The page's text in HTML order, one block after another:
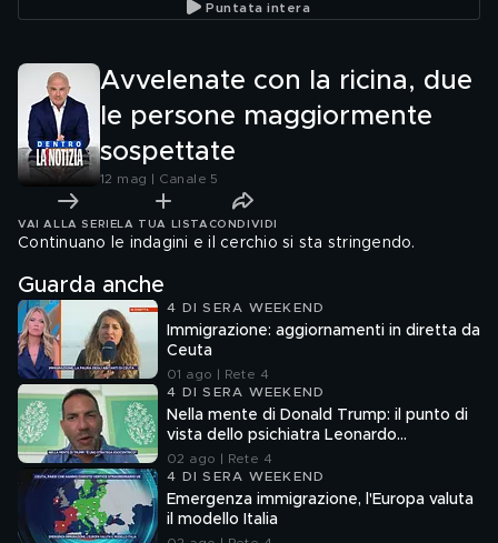
Puntata intera
Avvelenate con la ricina, due
le persone maggiormente
sospettate
12 mag | Canale 5
VAI ALLA SERIE LA TUA LISTA CONDIVIDI
Continuano le indagini e il cerchio si sta stringendo.
Guarda anche
4 DI SERA WEEKEND
Immigrazione: aggiornamenti in diretta da
Ceuta
01 ago | Rete 4
4 DI SERA WEEKEND
Nella mente di Donald Trump: il punto di
vista dello psichiatra Leonardo
Mendolicchio
02 ago | Rete 4
4 DI SERA WEEKEND
Emergenza immigrazione, l'Europa valuta
il modello Italia